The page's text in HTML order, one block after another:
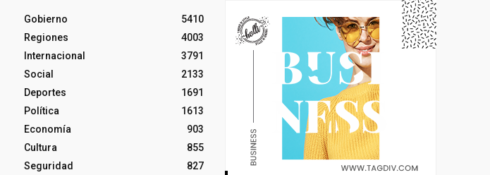
Gobierno
5410
Regiones
4003
Internacional
3791
Social
2133
Deportes
1691
Política
1613
Economía
903
Cultura
855
Seguridad
827